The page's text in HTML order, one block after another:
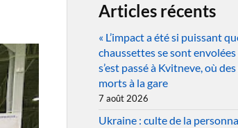
Articles récents
« L’impact a été si puissant
chaussettes se sont envolées
s’est passé à Kvitneve, où
morts à la gare
7 août 2026
Ukraine : culte de la